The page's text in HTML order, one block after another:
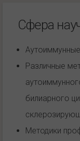
Сфера
Различные
билиарного
Методики